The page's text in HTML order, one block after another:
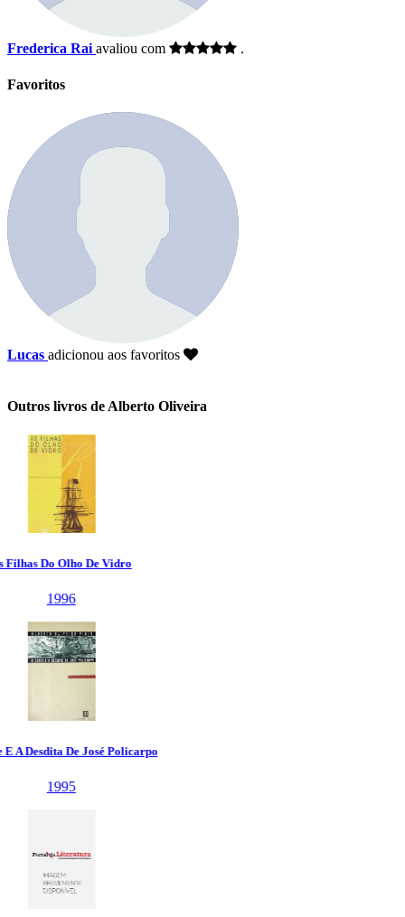
Frederica Rai avaliou com .
Favoritos
Lucas adicionou aos favoritos
Outros livros de Alberto Oliveira